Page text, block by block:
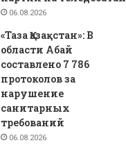
06.08.2026
«Таза Қазақстан»: В
области Абай
составлено 7 786
протоколов за
нарушение
санитарных
требований
06.08.2026